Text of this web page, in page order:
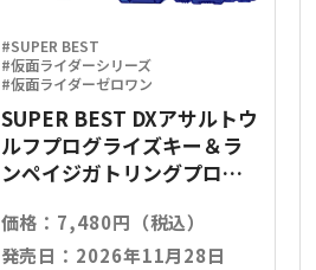
#SUPER BEST
#仮面ライダーシリーズ
#仮面ライダーゼロワン
SUPER BEST DXアサルトウ
ルフプログライズキー＆ラ
ンペイジガトリングプログ
価格：7,480円（税込）
発売日：2026年11月28日